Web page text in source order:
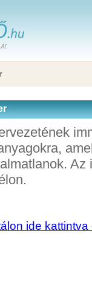
Az
ide